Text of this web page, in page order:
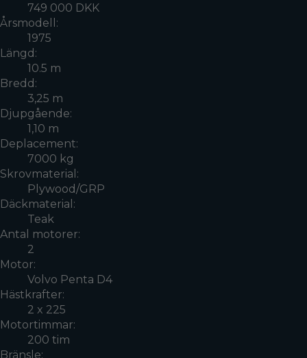
749 000 DKK
Årsmodell:
1975
Längd:
10.5 m
Bredd:
3,25 m
Djupgående:
1,10 m
Deplacement:
7000 kg
Skrovmaterial:
Plywood/GRP
Däckmaterial:
Teak
Antal motorer:
2
Motor:
Volvo Penta D4
Hästkrafter:
2 x 225
Motortimmar:
200 tim
Bränsle: